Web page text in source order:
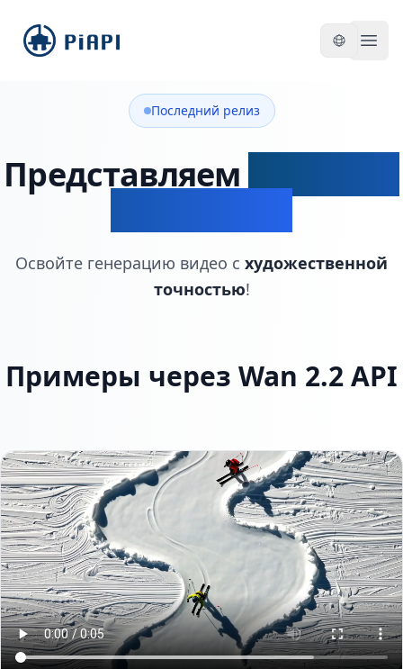
piapi
Последний релиз
Представляем
Wan 2.2 API
Освойте генерацию видео с художественной
точностью!
Примеры через Wan 2.2 API